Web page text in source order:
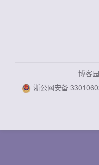
博客园
浙公网安备